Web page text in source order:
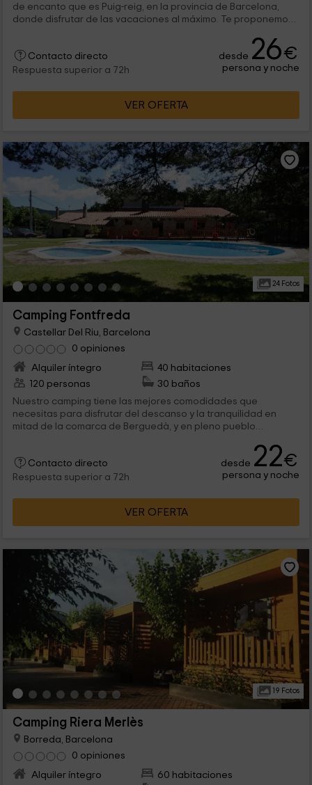
de encanto que es Puig-reig, en la provincia de Barcelona,
donde disfrutar de las vacaciones al máximo. Te proponemos
disfrutes en familia de unos días perfectos con los tuyos.
Contacto directo
Respuesta superior a 72h
desde 26€
persona y noche
VER OFERTA
24 Fotos
Camping Fontfreda
Castellar Del Riu, Barcelona
0 opiniones
Alquiler íntegro
40 habitaciones
120 personas
30 baños
Nuestro camping tiene las mejores comodidades que
necesitas para disfrutar del descanso y la tranquilidad en
mitad de la comarca de Berguedà, y en pleno pueblo
entre bungalows de uno o 2 dormitorios, o casas móviles.
¡Todo está perfectamente equipado!
Contacto directo
Respuesta superior a 72h
desde 22€
persona y noche
VER OFERTA
19 Fotos
Camping Riera Merlès
Borreda, Barcelona
0 opiniones
Alquiler íntegro
60 habitaciones